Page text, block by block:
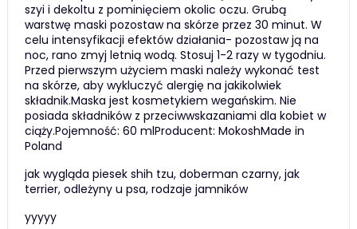
szyi i dekoltu z pominięciem okolic oczu. Grubą
warstwę maski pozostaw na skórze przez 30 minut. W
celu intensyfikacji efektów działania- pozostaw ją na
noc, rano zmyj letnią wodą. Stosuj 1-2 razy w tygodniu.
Przed pierwszym użyciem maski należy wykonać test
na skórze, aby wykluczyć alergię na jakikolwiek
składnik.Maska jest kosmetykiem wegańskim. Nie
posiada składników z przeciwwskazaniami dla kobiet w
ciąży.Pojemność: 60 mlProducent: MokoshMade in
Poland
jak wygląda piesek shih tzu, doberman czarny, jak
terrier, odleżyny u psa, rodzaje jamników
yyyyy